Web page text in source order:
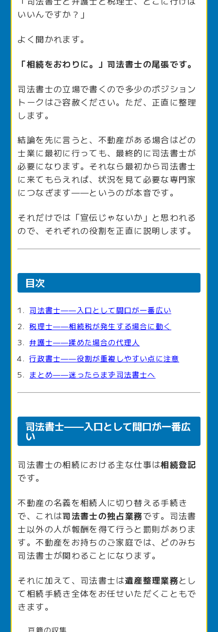
いいんですか？」
よく聞かれます。
「相続をおわりに。」司法書士の尾張です。
司法書士の立場で書くので多少のポジション
トークはご容赦ください。ただ、正直に整理
します。
結論を先に言うと、不動産がある場合はどの
士業に最初に行っても、最終的に司法書士が
必要になります。それなら最初から司法書士
に来てもらえれば、状況を見て必要な専門家
につなぎます——というのが本音です。
それだけでは「宣伝じゃないか」と思われる
ので、それぞれの役割を正直に説明します。
目次
司法書士——入口として間口が一番広い
税理士——相続税が発生する場合に動く
弁護士——揉めた場合の代理人
行政書士——役割が重複しやすい点に注意
まとめ——迷ったらまず司法書士へ
司法書士——入口として間口が一番広
い
司法書士の相続における主な仕事は相続登記
です。
不動産の名義を相続人に切り替える手続き
で、これは司法書士の独占業務です。司法書
士以外の人が報酬を得て行うと罰則がありま
す。不動産をお持ちのご家庭では、どのみち
司法書士が関わることになります。
それに加えて、司法書士は遺産整理業務とし
て相続手続き全体をお任せいただくこともで
きます。